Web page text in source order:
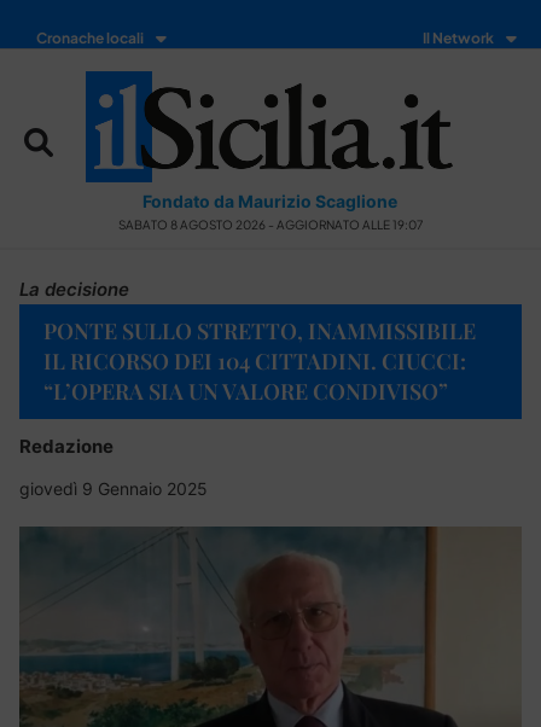
Cronache locali Il Network
Fondato da Maurizio Scaglione
SABATO 8 AGOSTO 2026 - AGGIORNATO ALLE 19:07
La decisione
PONTE SULLO STRETTO, INAMMISSIBILE
IL RICORSO DEI 104 CITTADINI. CIUCCI:
“L’OPERA SIA UN VALORE CONDIVISO”
Redazione
giovedì 9 Gennaio 2025